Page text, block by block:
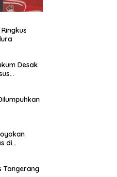
Desak
di
Tangerang